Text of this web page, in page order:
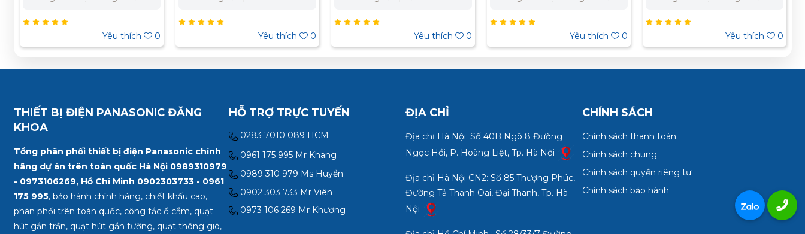
án. Miền Bắc : 0989 310
979 – 0973 106 269 Miền
Nam: 0902 303 733 – 0945
Yêu thích 0
sắc: Xám ánh kim Điện áp:
250V Dòng điện định mức:
16A Tiêu chuẩn: JIS Nhật Bản
Tháng Liên hệ chúng tôi để
979 – 0973 106 269 Miền
Yêu thích 0
công tắc E Đảo chiều, cắm
nhanh Điện thế: 250V Dòng
điện 16A Bảo Hành Chính
tôi để nhận báo giá tốt nhất
Nam: 0902 303 733 – 0945
Yêu thích 0
án. Miền Bắc : 0989 310
979 – 0973 106 269 Miền
Nam: 0902 303 733 – 0945
Yêu thích 0
án. Miền Bắc : 0989 310
979 – 0973 106 269 Miền
Nam: 0902 303 733 – 0945
Yêu thích 0
THIẾT BỊ ĐIỆN PANASONIC ĐĂNG
KHOA
Tổng phân phối thiết bị điện Panasonic chính
hãng dự án trên toàn quốc Hà Nội 0989310979
- 0973106269, Hồ Chí Minh 0902303733 - 0961
175 995, bảo hành chính hãng, chiết khấu cao,
phân phối trên toàn quốc, công tắc ổ cắm, quạt
hút gắn trần, quạt hút gắn tường, quạt thông gió,
HỖ TRỢ TRỰC TUYẾN
0283 7010 089 HCM
0961 175 995 Mr Khang
0989 310 979 Ms Huyền
0902 303 733 Mr Viên
0973 106 269 Mr Khương
ĐỊA CHỈ
Địa chỉ Hà Nội: Số 40B Ngõ 8 Đường
Ngọc Hồi, P. Hoàng Liệt, Tp. Hà Nội
Địa chỉ Hà Nội CN2: Số 85 Thượng Phúc,
Đường Tả Thanh Oai, Đại Thanh, Tp. Hà
Nội
CHÍNH SÁCH
Chính sách thanh toán
Chính sách chung
Chính sách quyền riêng tư
Chính sách bảo hành